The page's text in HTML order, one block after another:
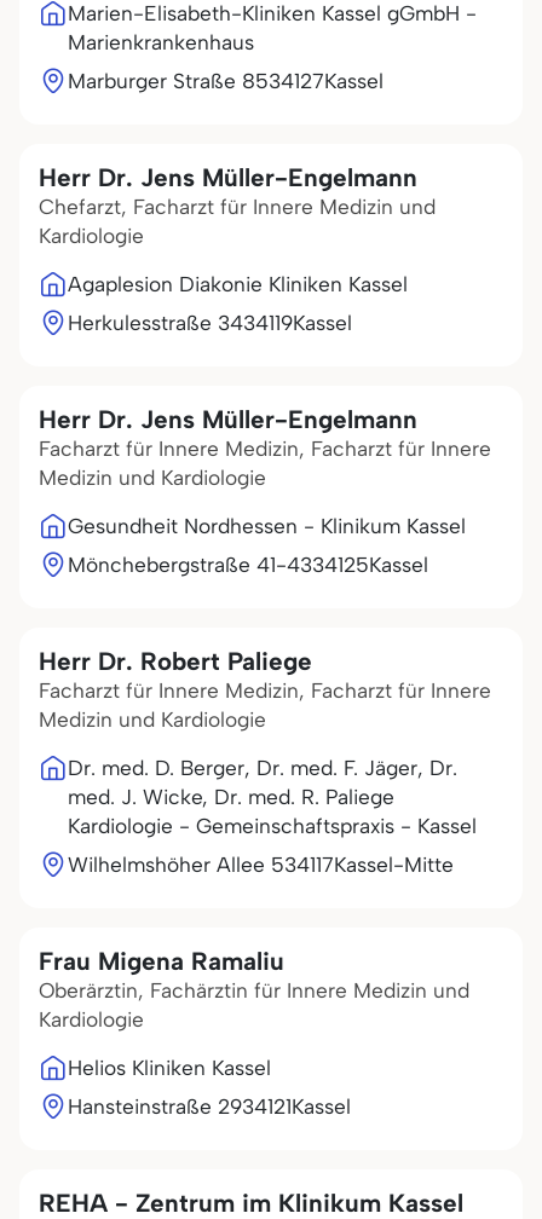
Marien-Elisabeth-Kliniken Kassel gGmbH -
Marienkrankenhaus
Marburger Straße 8534127Kassel
Herr Dr. Jens Müller-Engelmann
Chefarzt, Facharzt für Innere Medizin und
Kardiologie
Agaplesion Diakonie Kliniken Kassel
Herkulesstraße 3434119Kassel
Herr Dr. Jens Müller-Engelmann
Facharzt für Innere Medizin, Facharzt für Innere
Medizin und Kardiologie
Gesundheit Nordhessen - Klinikum Kassel
Mönchebergstraße 41-4334125Kassel
Herr Dr. Robert Paliege
Facharzt für Innere Medizin, Facharzt für Innere
Medizin und Kardiologie
Dr. med. D. Berger, Dr. med. F. Jäger, Dr.
med. J. Wicke, Dr. med. R. Paliege
Kardiologie - Gemeinschaftspraxis - Kassel
Wilhelmshöher Allee 534117Kassel-Mitte
Frau Migena Ramaliu
Oberärztin, Fachärztin für Innere Medizin und
Kardiologie
Helios Kliniken Kassel
Hansteinstraße 2934121Kassel
REHA - Zentrum im Klinikum Kassel